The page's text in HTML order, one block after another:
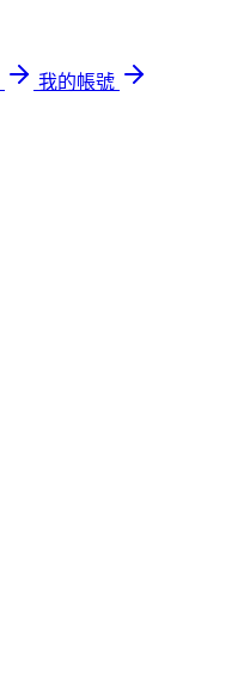
我的帳號